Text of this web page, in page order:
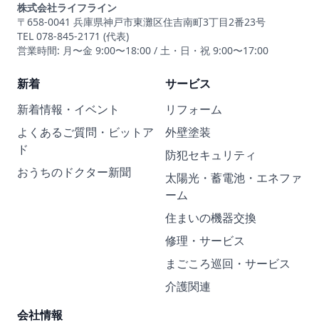
株式会社ライフライン
〒658-0041 兵庫県神戸市東灘区住吉南町3丁目2番23号
TEL 078-845-2171 (代表)
営業時間: 月〜金 9:00〜18:00 / 土・日・祝 9:00〜17:00
新着
新着情報・イベント
よくあるご質問・ビットア
ド
おうちのドクター新聞
サービス
リフォーム
外壁塗装
防犯セキュリティ
太陽光・蓄電池・エネファ
ーム
住まいの機器交換
修理・サービス
まごころ巡回・サービス
介護関連
会社情報